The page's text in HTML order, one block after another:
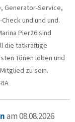
Generator-Service,
und und und.
Pier26 sind
die tatkräftige
Tönen loben und
zu sein.
am 08.08.2026